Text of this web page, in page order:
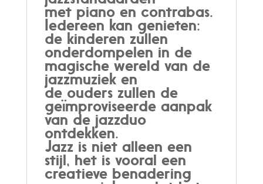
met piano en contrabas.
Iedereen kan genieten:
de kinderen zullen
onderdompelen in de
magische wereld van de
jazzmuziek en
de ouders zullen de
geïmproviseerde aanpak
van de jazzduo
ontdekken.
Jazz is niet alleen een
stijl, het is vooral een
creatieve benadering